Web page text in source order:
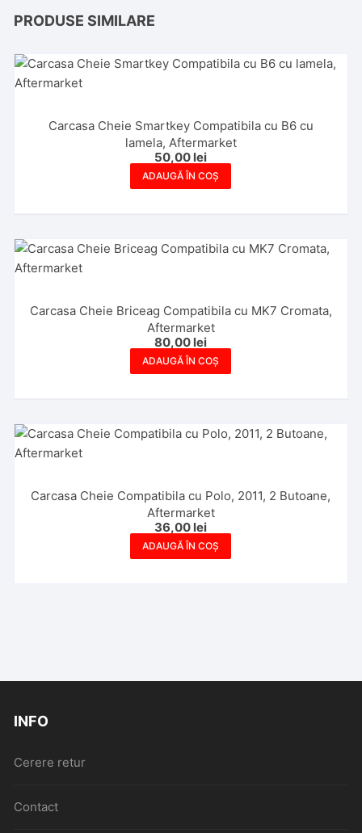
PRODUSE SIMILARE
Carcasa Cheie Smartkey Compatibila cu B6 cu
lamela, Aftermarket
50,00 lei
ADAUGĂ ÎN COȘ
Carcasa Cheie Briceag Compatibila cu MK7 Cromata,
Aftermarket
80,00 lei
ADAUGĂ ÎN COȘ
Carcasa Cheie Compatibila cu Polo, 2011, 2 Butoane,
Aftermarket
36,00 lei
ADAUGĂ ÎN COȘ
INFO
Cerere retur
Contact